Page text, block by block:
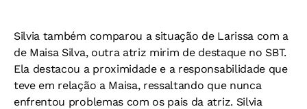
Silvia também comparou a situação de Larissa com a
de Maisa Silva, outra atriz mirim de destaque no SBT.
Ela destacou a proximidade e a responsabilidade que
teve em relação a Maisa, ressaltando que nunca
enfrentou problemas com os pais da atriz. Silvia